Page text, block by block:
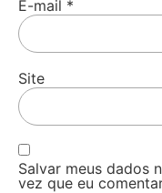
E-mail *
Site
Salvar meus dados
vez que eu